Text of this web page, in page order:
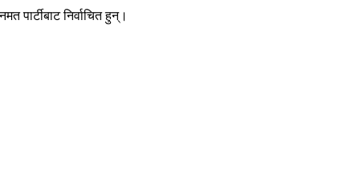
पार्टीबाट निर्वाचित हुन्।